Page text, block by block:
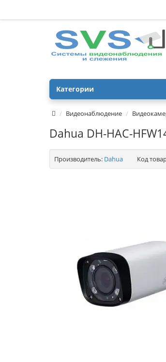
Категории
Видеонаблюдение
Dahua DH-HAC-
Производитель: Dahua Код